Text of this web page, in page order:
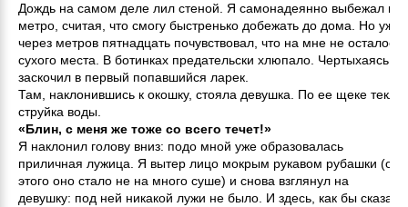
Дождь на самом деле лил стеной. Я самонадеянно выбежал из
метро, считая, что смогу быстренько добежать до дома. Но уже
через метров пятнадцать почувствовал, что на мне не осталось
сухого места. В ботинках предательски хлюпало. Чертыхаясь, я
заскочил в первый попавшийся ларек.
Там, наклонившись к окошку, стояла девушка. По ее щеке текла
струйка воды.
«Блин, с меня же тоже со всего течет!»
Я наклонил голову вниз: подо мной уже образовалась
приличная лужица. Я вытер лицо мокрым рукавом рубашки (от
этого оно стало не на много суше) и снова взглянул на
девушку: под ней никакой лужи не было. И здесь, как бы сказал